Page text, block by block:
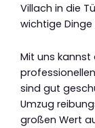
Villach in die
wichtige Dinge
Mit uns kannst
sind gut
Umzug
großen Wert